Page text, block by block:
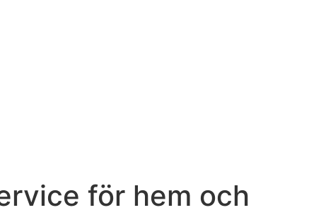
för hem och